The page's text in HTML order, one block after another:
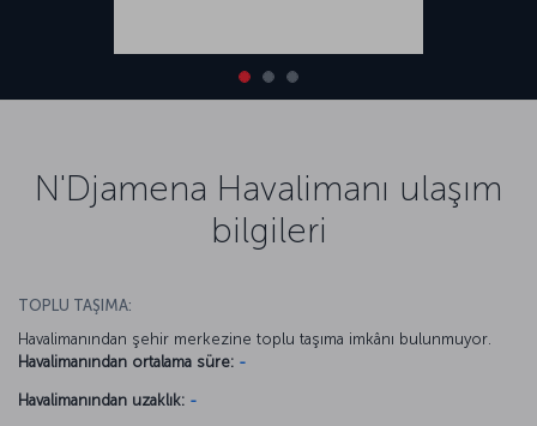
N'Djamena Havalimanı ulaşım
bilgileri
TOPLU TAŞIMA:
Havalimanından şehir merkezine toplu taşıma imkânı bulunmuyor.
Havalimanından ortalama süre: -
Havalimanından uzaklık: -